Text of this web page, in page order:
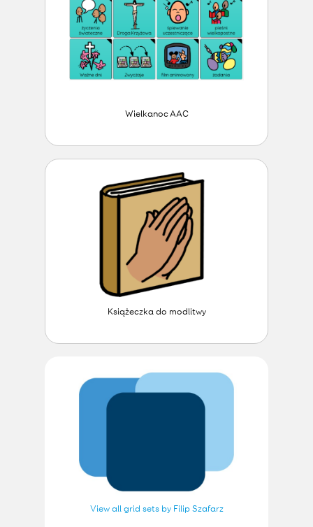
Wielkanoc AAC
Książeczka do modlitwy
View all grid sets by Filip Szafarz